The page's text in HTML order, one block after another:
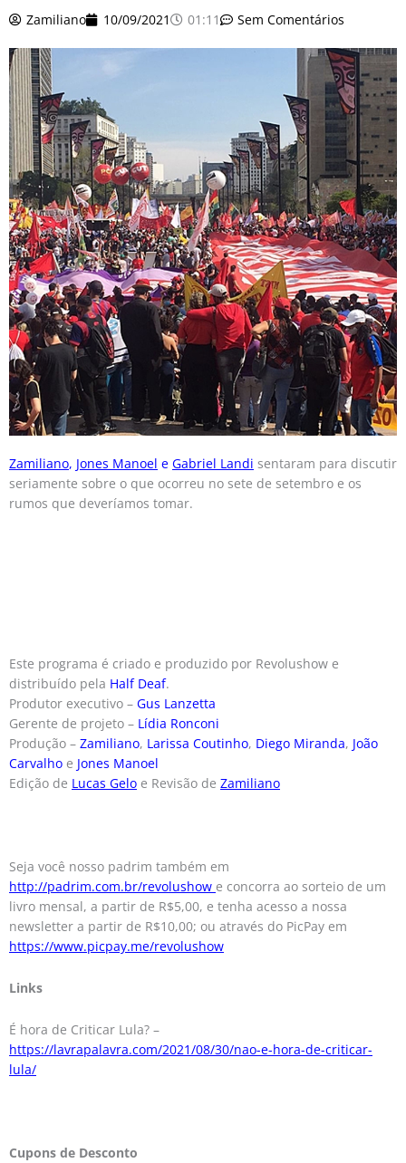
k
Zamiliano 10/09/2021 01:11 Sem Comentários
Zamiliano, Jones Manoel e Gabriel Landi sentaram para discutir
seriamente sobre o que ocorreu no sete de setembro e os
rumos que deveríamos tomar.
Este programa é criado e produzido por Revolushow e
distribuído pela Half Deaf.
Produtor executivo – Gus Lanzetta
Gerente de projeto – Lídia Ronconi
Produção – Zamiliano, Larissa Coutinho, Diego Miranda, João
Carvalho e Jones Manoel
Edição de Lucas Gelo e Revisão de Zamiliano
Seja você nosso padrim também em
http://padrim.com.br/revolushow e concorra ao sorteio de um
livro mensal, a partir de R$5,00, e tenha acesso a nossa
newsletter a partir de R$10,00; ou através do PicPay em
https://www.picpay.me/revolushow
Links
É hora de Criticar Lula? –
https://lavrapalavra.com/2021/08/30/nao-e-hora-de-criticar-
lula/
Cupons de Desconto